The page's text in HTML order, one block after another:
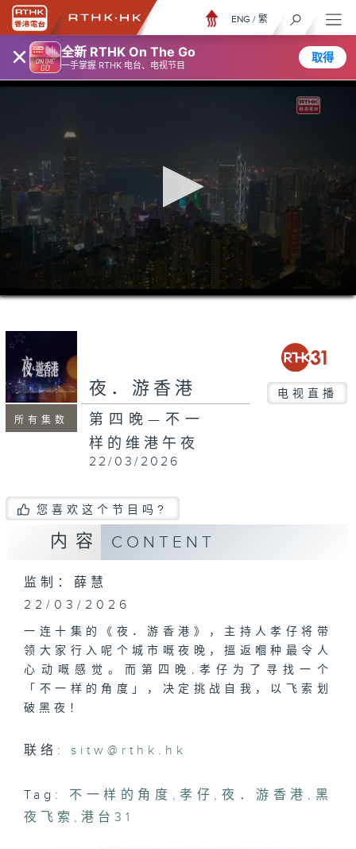
× 全新 RTHK On The Go
一手掌握 RTHK 电台、电视节目
取得
ENG / 繁
seconds
minutes,
seconds
所有集数
夜．游香港 电视直播
第四晚—不一
样的维港午夜
22/03/2026
您喜欢这个节目吗?
内容 CONTENT
监制：薛慧
22/03/2026
一连十集的《夜．游香港》，主持人孝仔将带
领大家行入呢个城市嘅夜晚，搵返嗰种最令人
心动嘅感觉。而第四晚,孝仔为了寻找一个
「不一样的角度」，决定挑战自我，以飞索划
破黑夜！
联络:sitw@rthk.hk
Tag: 不一样的角度 , 孝仔 , 夜．游香港 , 黑
夜飞索 ,港台31